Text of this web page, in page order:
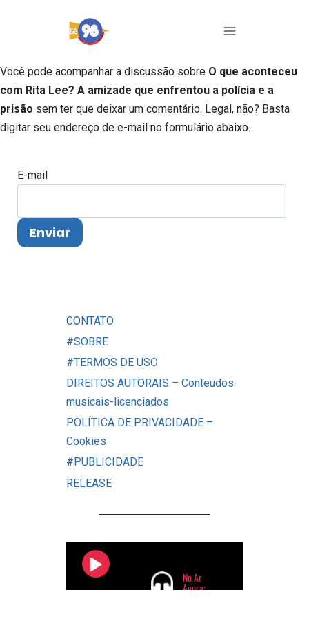
Conteúdo
Você pode acompanhar a discussão sobre O que aconteceu
com Rita Lee? A amizade que enfrentou a polícia e a
prisão sem ter que deixar um comentário. Legal, não? Basta
digitar seu endereço de e-mail no formulário abaixo.
E-mail
CONTATO
#SOBRE
#TERMOS DE USO
DIREITOS AUTORAIS – Conteudos-
musicais-licenciados
POLÍTICA DE PRIVACIDADE –
Cookies
#PUBLICIDADE
RELEASE